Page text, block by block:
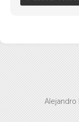
Alejandro